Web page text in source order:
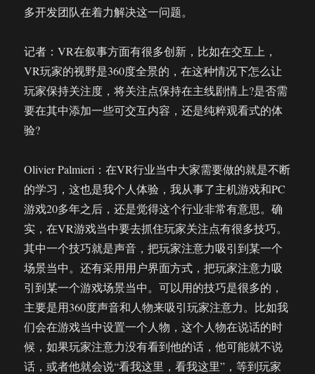
多开发团队在着力解决这一问题。
记者：VR在叙事方面有很多创新，比如在交互上，
VR玩家的视野是360度全景的，在这种情况下怎么让
玩家保持关注度，将关注点保持在主线剧情上?是否需
要在其中添加一些可交互内容，还是纯粹观看式的体
验?
Olivier Palmieri：在VR行业当中大家需要做的就是不断
的学习，这也是我个人体验，我从事了主机游戏和PC
游戏20多年之后，还是觉得这个行业非常有意思。确
实，在VR游戏当中要去抓住玩家关注点有很多技巧。
其中一个技巧就是声音，把玩家注意力吸引到某一个
场景当中。还有采用用户界面方式，把玩家注意力吸
引到某一个游戏场景当中。可以用的技巧是很多的，
主要是用360度声音和人物来吸引玩家注意力。比如我
们会在游戏当中设置一个人物，这个人物在说话的时
候，如果玩家注意力没有看到他的话，他可能就不说
话，或者他就会说“看我这里，看我这里”，等到玩家